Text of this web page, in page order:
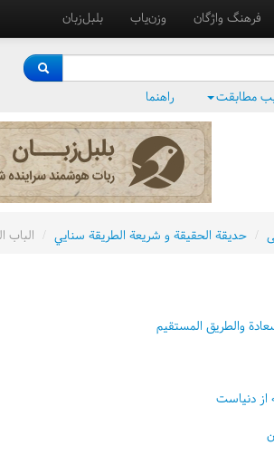
فرهنگ واژگان وزن‌یاب بلبل‌زبان
مطابقت راهنما
/ حديقة الحقيقة و شريعة الطريقة سنايي / الباب
والطريق المستقيم
از دنياست